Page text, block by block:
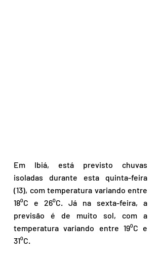
Em Ibiá, está previsto chuvas
isoladas durante esta quinta-feira
(13), com temperatura variando entre
18⁰C e 26⁰C. Já na sexta-feira, a
previsão é de muito sol, com a
temperatura variando entre 19⁰C e
31⁰C.